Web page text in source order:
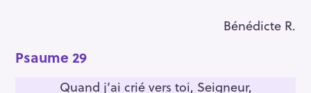
Bénédicte R.
Psaume 29
Quand j’ai crié vers toi, Seigneur,